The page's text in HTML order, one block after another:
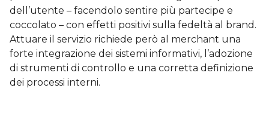
dell’utente – facendolo sentire più partecipe e
coccolato – con effetti positivi sulla fedeltà al brand.
Attuare il servizio richiede però al merchant una
forte integrazione dei sistemi informativi, l’adozione
di strumenti di controllo e una corretta definizione
dei processi interni.